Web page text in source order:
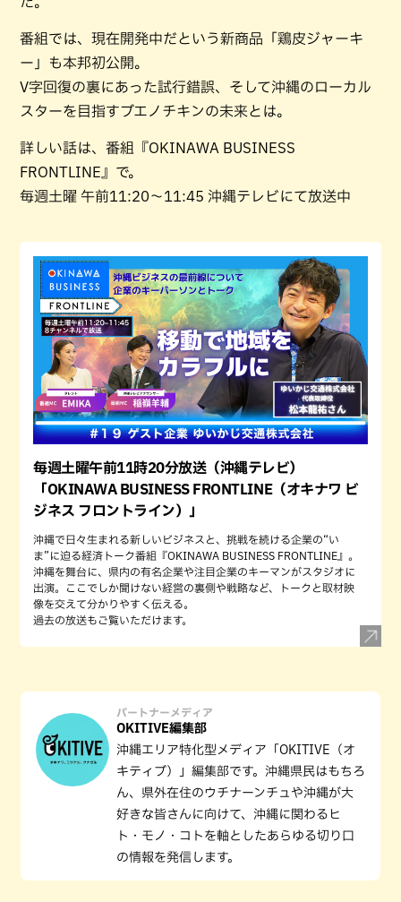
番組では、現在開発中だという新商品「鶏皮ジャーキ
ー」も本邦初公開。
V字回復の裏にあった試行錯誤、そして沖縄のローカル
スターを目指すブエノチキンの未来とは。
詳しい話は、番組『OKINAWA BUSINESS
FRONTLINE』で。
毎週土曜 午前11:20～11:45 沖縄テレビにて放送中
毎週土曜午前11時20分放送（沖縄テレビ）
「OKINAWA BUSINESS FRONTLINE（オキナワ ビ
ジネス フロントライン）」
沖縄で日々生まれる新しいビジネスと、挑戦を続ける企業の“い
ま”に迫る経済トーク番組『OKINAWA BUSINESS FRONTLINE』。
沖縄を舞台に、県内の有名企業や注目企業のキーマンがスタジオに
出演。ここでしか聞けない経営の裏側や戦略など、トークと取材映
像を交えて分かりやすく伝える。
過去の放送もご覧いただけます。
パートナーメディア
OKITIVE編集部
沖縄エリア特化型メディア「OKITIVE（オ
キティブ）」編集部です。沖縄県民はもちろ
ん、県外在住のウチナーンチュや沖縄が大
好きな皆さんに向けて、沖縄に関わるヒ
ト・モノ・コトを軸としたあらゆる切り口
の情報を発信します。